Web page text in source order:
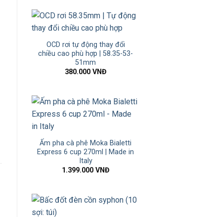
OCD rơi tự động thay đổi
chiều cao phù hợp | 58.35-53-
51mm
380.000 VNĐ
Ấm pha cà phê Moka Bialetti
Express 6 cup 270ml | Made in
Italy
1.399.000 VNĐ